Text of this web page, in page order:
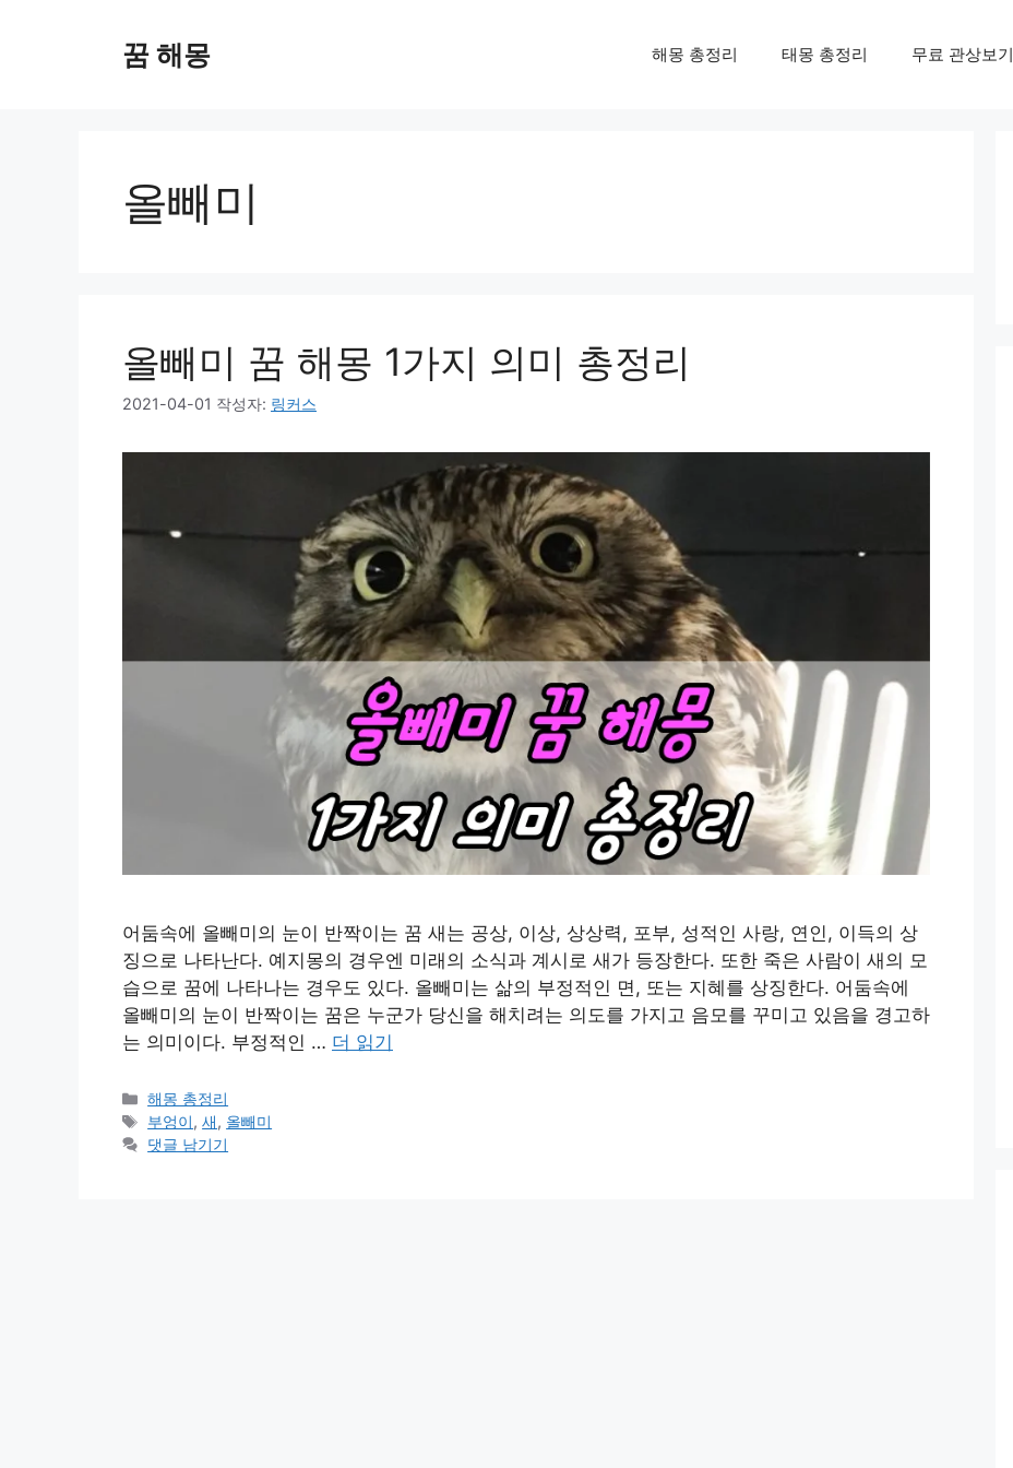
꿈 해몽 해몽 총정리 태몽 총정리 무료 관상보기
올빼미
올빼미 꿈 해몽 1가지 의미 총정리
2021-04-01 작성자: 링커스
어둠속에 올빼미의 눈이 반짝이는 꿈 새는 공상, 이상, 상상력, 포부, 성적인 사랑, 연인, 이득의 상
징으로 나타난다. 예지몽의 경우엔 미래의 소식과 계시로 새가 등장한다. 또한 죽은 사람이 새의 모
습으로 꿈에 나타나는 경우도 있다. 올빼미는 삶의 부정적인 면, 또는 지혜를 상징한다. 어둠속에
올빼미의 눈이 반짝이는 꿈은 누군가 당신을 해치려는 의도를 가지고 음모를 꾸미고 있음을 경고하
는 의미이다. 부정적인 … 더 읽기
카
테
고
해몽 총정리
태
그
부엉이,새, 올빼미
댓글 남기기